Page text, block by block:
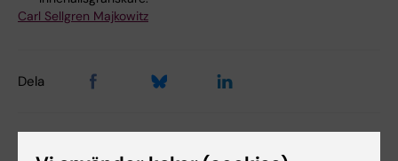
Carl Sellgren Majkowitz
Dela